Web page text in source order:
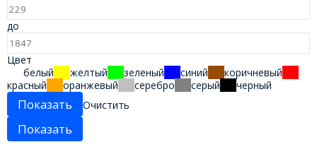
до
Цвет
белый
желтый зеленый синий
коричневый
красный
оранжевый серебро серый
черный
Очистить